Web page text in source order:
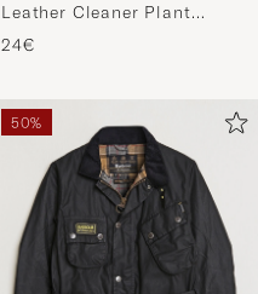
Leather Cleaner Plant
Based 100ml
24€
50%